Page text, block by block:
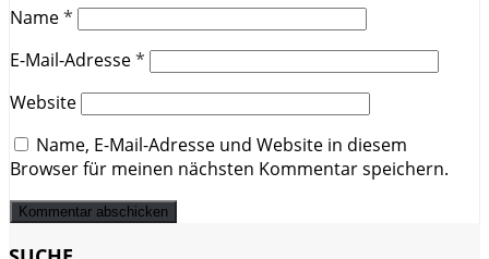
Name*
E-Mail-Adresse*
Website
Name, E-Mail-Adresse und Website in diesem
Browser für meinen nächsten Kommentar speichern.